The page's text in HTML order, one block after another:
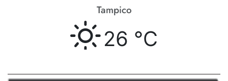
Tampico
26 °C